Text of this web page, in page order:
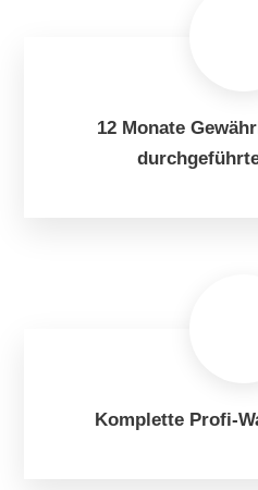
12 Monate
Komplette Profi-